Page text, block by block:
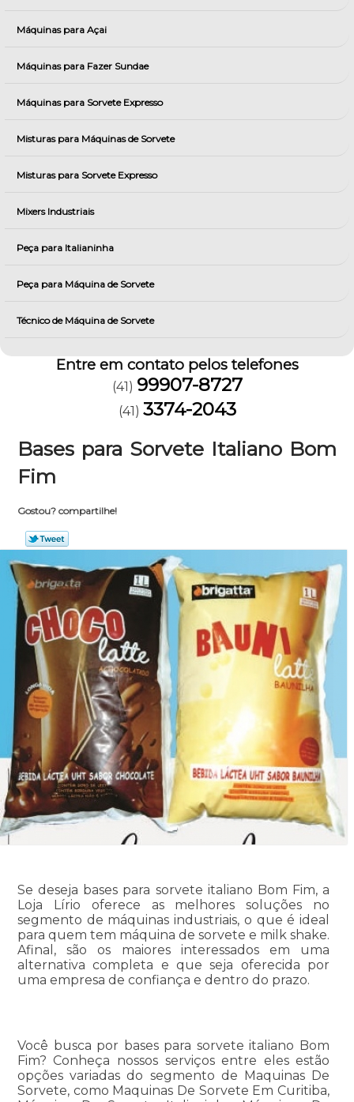
Máquinas para Açai
Máquinas para Fazer Sundae
Máquinas para Sorvete Expresso
Misturas para Máquinas de Sorvete
Misturas para Sorvete Expresso
Mixers Industriais
Peça para Italianinha
Peça para Máquina de Sorvete
Técnico de Máquina de Sorvete
Entre em contato pelos telefones
(41) 99907-8727
(41) 3374-2043
Bases para Sorvete Italiano Bom
Fim
Gostou? compartilhe!
Se deseja bases para sorvete italiano Bom Fim, a
Loja Lírio oferece as melhores soluções no
segmento de máquinas industriais, o que é ideal
para quem tem máquina de sorvete e milk shake.
Afinal, são os maiores interessados em uma
alternativa completa e que seja oferecida por
uma empresa de confiança e dentro do prazo.
Você busca por bases para sorvete italiano Bom
Fim? Conheça nossos serviços entre eles estão
opções variadas do segmento de Maquinas De
Sorvete, como Maquinas De Sorvete Em Curitiba,